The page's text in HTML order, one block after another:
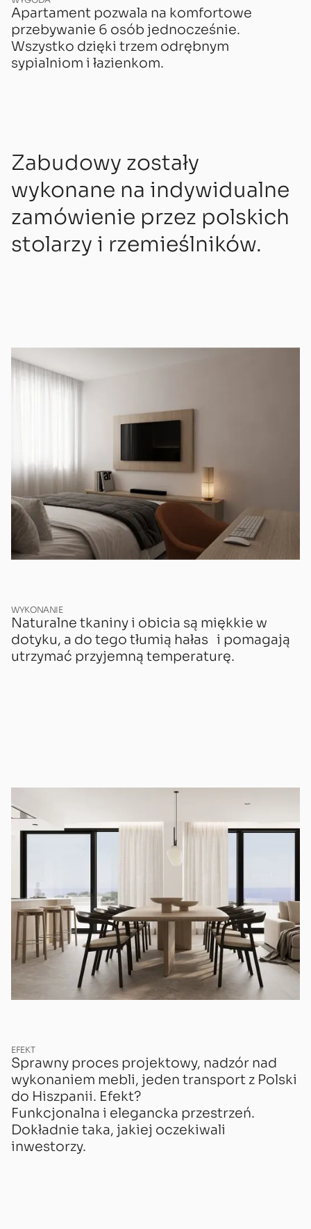
Apartament pozwala na komfortowe
przebywanie 6 osób jednocześnie.
Wszystko dzięki trzem odrębnym
sypialniom i łazienkom.
Zabudowy zostały
wykonane na indywidualne
zamówienie przez polskich
stolarzy i rzemieślników.
WYKONANIE
Naturalne tkaniny i obicia są miękkie w
dotyku, a do tego tłumią hałas i pomagają
utrzymać przyjemną temperaturę.
EFEKT
Sprawny proces projektowy, nadzór nad
wykonaniem mebli, jeden transport z Polski
do Hiszpanii. Efekt?
Funkcjonalna i elegancka przestrzeń.
Dokładnie taka, jakiej oczekiwali
inwestorzy.